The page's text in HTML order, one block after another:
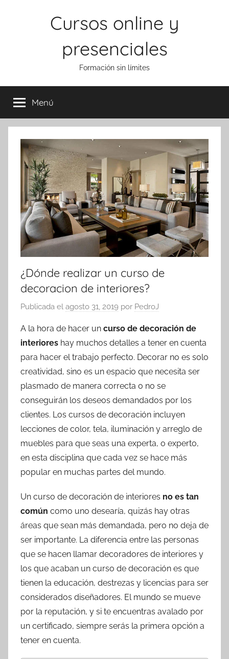
Cursos online y
presenciales
Formación sin límites
Menú
¿Dónde realizar un curso de
decoracion de interiores?
Publicada el agosto 31, 2019 por PedroJ
A la hora de hacer un curso de decoración de
interiores hay muchos detalles a tener en cuenta
para hacer el trabajo perfecto. Decorar no es solo
creatividad, sino es un espacio que necesita ser
plasmado de manera correcta o no se
conseguirán los deseos demandados por los
clientes. Los cursos de decoración incluyen
lecciones de color, tela, iluminación y arreglo de
muebles para que seas una experta, o experto,
en esta disciplina que cada vez se hace más
popular en muchas partes del mundo.
Un curso de decoración de interiores no es tan
común como uno desearía, quizás hay otras
áreas que sean más demandada, pero no deja de
ser importante. La diferencia entre las personas
que se hacen llamar decoradores de interiores y
los que acaban un curso de decoración es que
tienen la educación, destrezas y licencias para ser
considerados diseñadores. El mundo se mueve
por la reputación, y si te encuentras avalado por
un certificado, siempre serás la primera opción a
tener en cuenta.